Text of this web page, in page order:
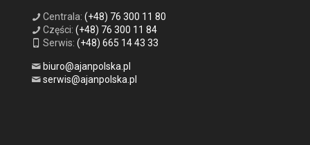
Centrala: (+48) 76 300 11 80
Części: (+48) 76 300 11 84
Serwis: (+48) 665 14 43 33
biuro@ajanpolska.pl
serwis@ajanpolska.pl